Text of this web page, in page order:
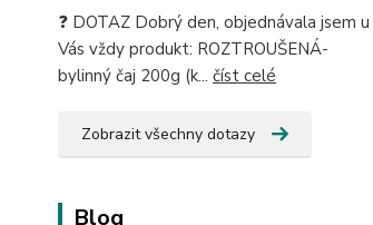
❓ DOTAZ Dobrý den, objednávala jsem u
Vás vždy produkt: ROZTROUŠENÁ-
bylinný čaj 200g (k... číst celé
Zobrazit všechny dotazy
Blog